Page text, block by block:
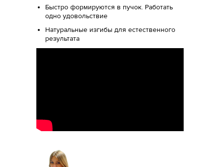
Быстро формируются в пучок. Работать
одно удовольствие
Натуральные изгибы для естественного
результата